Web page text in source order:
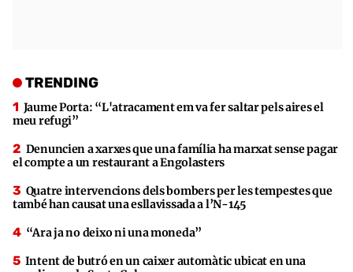
TRENDING
Jaume Porta: “L'atracament em va fer saltar pels aires el
meu refugi”
Denuncien a xarxes que una família ha marxat sense pagar
el compte a un restaurant a Engolasters
Quatre intervencions dels bombers per les tempestes que
també han causat una esllavissada a l’N-145
“Ara ja no deixo ni una moneda”
Intent de butró en un caixer automàtic ubicat en una